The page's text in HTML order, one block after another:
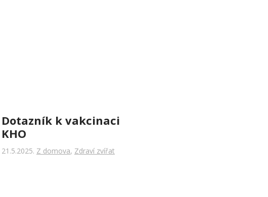
Dotazník k vakcinaci
KHO
21.5.2025 Z domova, Zdraví zvířat